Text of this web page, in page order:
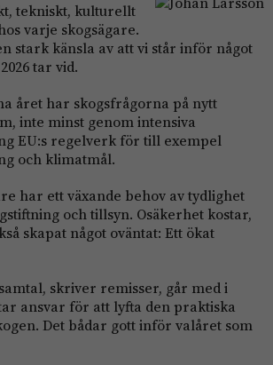
tekniskt, kulturellt
varje skogsägare.
stark känsla av att vi står inför något
tar vid.
året har skogsfrågorna på nytt
inte minst genom intensiva
EU:s regelverk för till exempel
och klimatmål.
har ett växande behov av tydlighet
och tillsyn. Osäkerhet kostar,
skapat något oväntat: Ett ökat
skriver remisser, går med i
ansvar för att lyfta den praktiska
Det bådar gott inför valåret som